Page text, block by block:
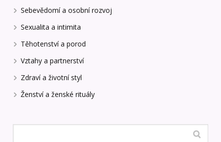
Sebevědomí a osobní rozvoj
Sexualita a intimita
Těhotenství a porod
Vztahy a partnerství
Zdraví a životní styl
Ženství a ženské rituály